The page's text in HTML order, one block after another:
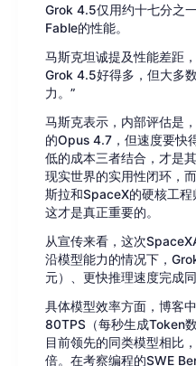
Grok 4.5仅用约十七分之
Fable的性能。
马斯克坦诚提及性能差距
Grok 4.5好得多，但大多
力。”
马斯克表示，内部评估是
的Opus 4.7，但速度要快
低的成本三者结合，才是
现实世界的实用性闭环，
斯拉和SpaceX的硬核工程
这才是真正重要的。
从宣传来看，这次
沿模型能力的情况下，
元）、更快推理速度完成同
具体模型效率方面，博客
80TPS（每秒生成Token
目前领先的同类模型相比
倍。在考察编程的SWE